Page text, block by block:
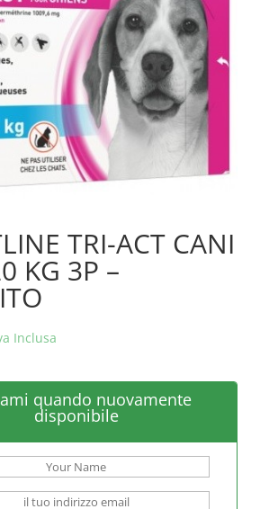
TRI-ACT CANI
KG 3P –
Inclusa
quando nuovamente
disponibile